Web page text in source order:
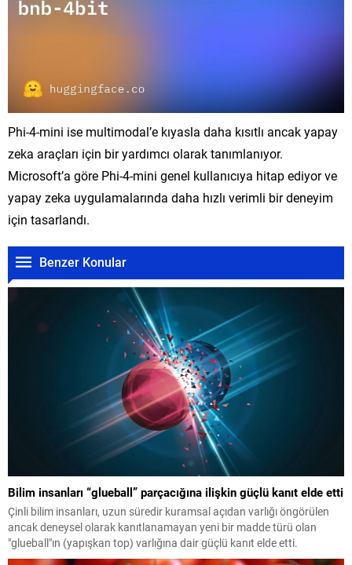
Phi-4-mini ise multimodal’e kıyasla daha kısıtlı ancak yapay
zeka araçları için bir yardımcı olarak tanımlanıyor.
Microsoft’a göre Phi-4-mini genel kullanıcıya hitap ediyor ve
yapay zeka uygulamalarında daha hızlı verimli bir deneyim
için tasarlandı.
Benzer Konular
Bilim insanları “glueball” parçacığına ilişkin güçlü kanıt elde etti
Çinli bilim insanları, uzun süredir kuramsal açıdan varlığı öngörülen
ancak deneysel olarak kanıtlanamayan yeni bir madde türü olan
"glueball"ın (yapışkan top) varlığına dair güçlü kanıt elde etti.